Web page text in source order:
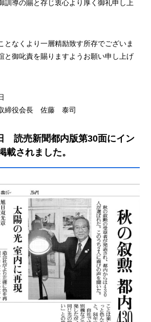
訓導の賜と存じ衷心より厚く御礼申し上
となくより一層精励致す所存でございま
と御叱責を賜りますようお願い申し上げ
締役会長 佐藤 泰司
読売新聞都内版第30面にイン
載されました。